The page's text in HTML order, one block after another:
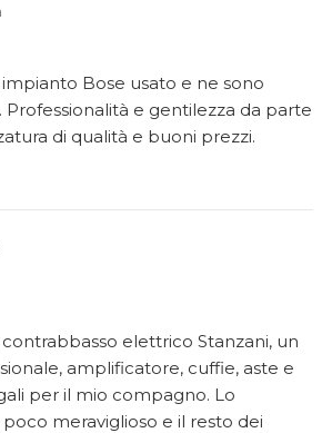
Bose usato e ne sono
Professionalità e gentilezza da parte
di qualità e buoni prezzi.
elettrico Stanzani, un
amplificatore, cuffie, aste e
per il mio compagno. Lo
meraviglioso e il resto dei